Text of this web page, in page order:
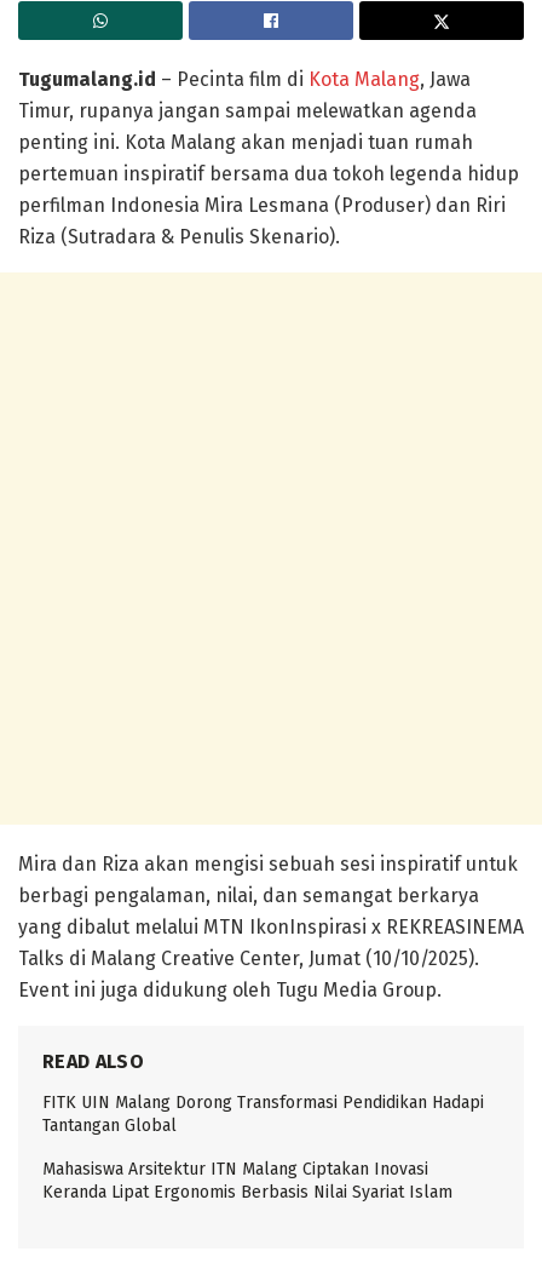
Tugumalang.id – Pecinta film di Kota Malang, Jawa
Timur, rupanya jangan sampai melewatkan agenda
penting ini. Kota Malang akan menjadi tuan rumah
pertemuan inspiratif bersama dua tokoh legenda hidup
perfilman Indonesia Mira Lesmana (Produser) dan Riri
Riza (Sutradara & Penulis Skenario).
Mira dan Riza akan mengisi sebuah sesi inspiratif untuk
berbagi pengalaman, nilai, dan semangat berkarya
yang dibalut melalui MTN IkonInspirasi x REKREASINEMA
Talks di Malang Creative Center, Jumat (10/10/2025).
Event ini juga didukung oleh Tugu Media Group.
READ ALSO
FITK UIN Malang Dorong Transformasi Pendidikan Hadapi
Tantangan Global
Mahasiswa Arsitektur ITN Malang Ciptakan Inovasi
Keranda Lipat Ergonomis Berbasis Nilai Syariat Islam